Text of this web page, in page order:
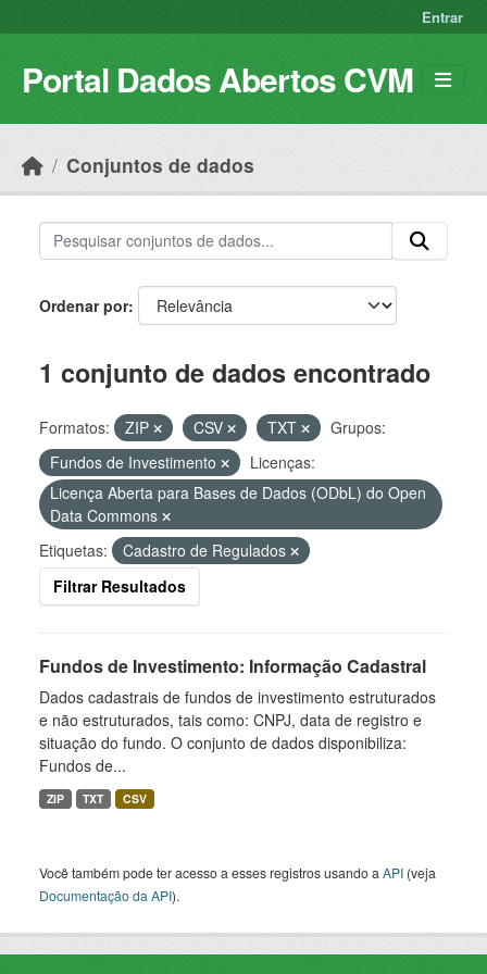
Entrar
Portal Dados Abertos CVM
Conjuntos de dados
Ordenar por
1 conjunto de dados encontrado
Formatos: ZIP CSV TXT
Grupos:
Fundos de Investimento
Licenças:
Licença Aberta para Bases de Dados (ODbL) do Open
Data Commons
Etiquetas:
Cadastro de Regulados
Filtrar Resultados
Fundos de Investimento: Informação Cadastral
Dados cadastrais de fundos de investimento estruturados
e não estruturados, tais como: CNPJ, data de registro e
situação do fundo. O conjunto de dados disponibiliza:
Fundos de...
ZIP TXT CSV
Você também pode ter acesso a esses registros usando a API (veja
Documentação da API).